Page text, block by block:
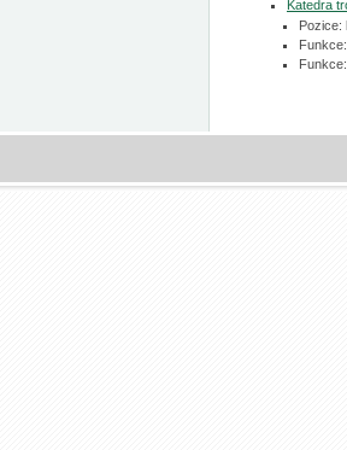
Katedra
Pozice:
Funkce:
Funkce: